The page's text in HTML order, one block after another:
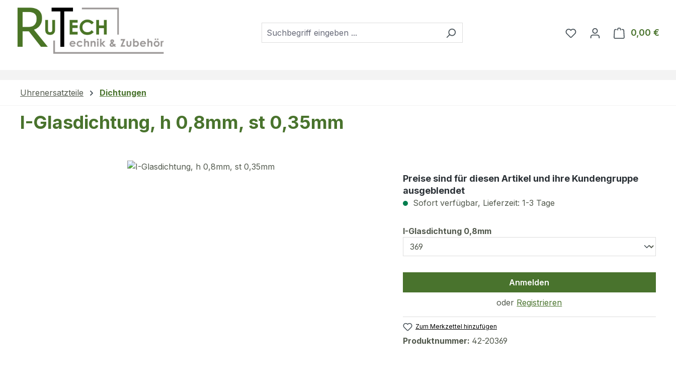
Hauptinhalt springen
Zur Suche springen
Zur Hauptnavigation springen
Du hast 0 Produkte auf
0,00 €
Uhrenersatzteile Dichtungen
I-Glasdichtung, h 0,8mm, st 0,35mm
Preise sind für diesen Artikel und ihre Kundengruppe
ausgeblendet
Sofort verfügbar, Lieferzeit: 1-3 Tage
I-Glasdichtung 0,8mmauswählen
Anmelden
oder Registrieren
Zum Merkzettel hinzufügen
Produktnummer: 42-20369